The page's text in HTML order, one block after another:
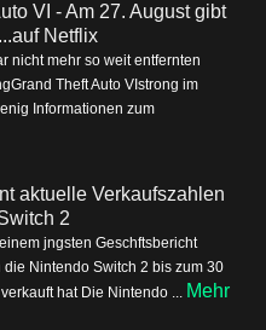
VI - Am 27. August gibt
Netflix
nicht mehr so weit entfernten
Theft Auto VIstrong im
Informationen zum
aktuelle Verkaufszahlen
2
jngsten Geschftsbericht
die Nintendo Switch 2 bis zum 30
hat Die Nintendo ... Mehr